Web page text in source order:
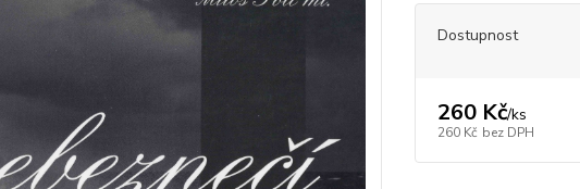
Dostupnost
260 Kč/ks
260 Kč bez DPH